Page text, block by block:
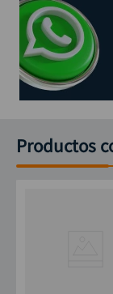
Productos